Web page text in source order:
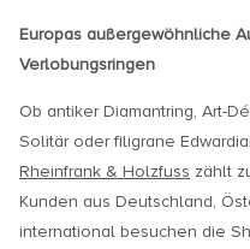
Europas außergewöhnliche
Verlobungsringen
Ob antiker Diamantring, Art-
Solitär oder filigrane
Rheinfrank & Holzfuss zählt
Kunden aus Deutschland,
international besuchen die